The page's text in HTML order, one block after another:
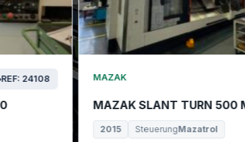
MAZAK REF:
MAZAK SLANT TURN 500 M
Steuerung Mazatrol